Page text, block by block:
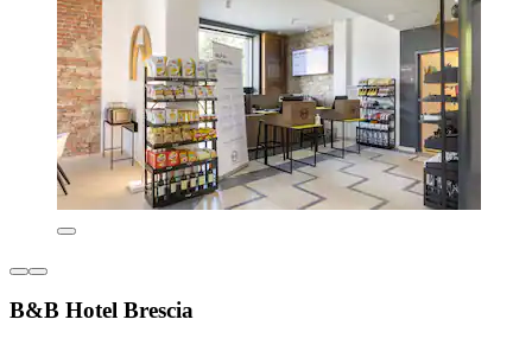
B&B Hotel Brescia